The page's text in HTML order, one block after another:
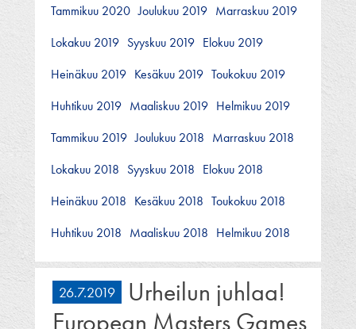
Tammikuu 2020 Joulukuu 2019 Marraskuu 2019
Lokakuu 2019 Syyskuu 2019 Elokuu 2019
Heinäkuu 2019 Kesäkuu 2019 Toukokuu 2019
Huhtikuu 2019 Maaliskuu 2019 Helmikuu 2019
Tammikuu 2019 Joulukuu 2018 Marraskuu 2018
Lokakuu 2018 Syyskuu 2018 Elokuu 2018
Heinäkuu 2018 Kesäkuu 2018 Toukokuu 2018
Huhtikuu 2018 Maaliskuu 2018 Helmikuu 2018
26.7.2019
Urheilun juhlaa!
European Masters Games